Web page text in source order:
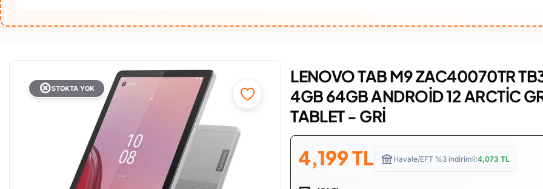
STOKTA YOK
LENOVO TAB M9 ZAC40070TR
4GB 64GB ANDROİD 12 ARCTİC
TABLET - GRİ
4,199TL Havale/EFT %3 indirimli:4,073 TL